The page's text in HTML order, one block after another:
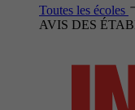
Toutes les écoles
AVIS DES